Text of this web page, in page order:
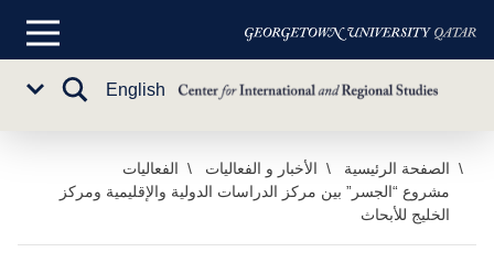
تخطي
المحتوى
الرئيسي
القائمة
English
تبديل
الصفحة الرئيسية الأخبار و الفعاليات
الفعاليات
مشروع “الجسر” بين مركز الدراسات الدولية والإقليمية ومركز
الخليج للأبحاث